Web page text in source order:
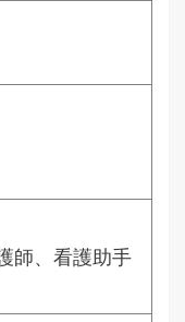
師、看護助手